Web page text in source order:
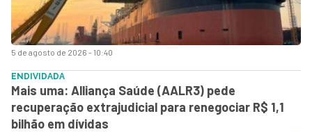
5 de agosto de 2026 - 10:40
ENDIVIDADA
Mais uma: Alliança Saúde (AALR3) pede
recuperação extrajudicial para renegociar R$ 1,1
bilhão em dívidas